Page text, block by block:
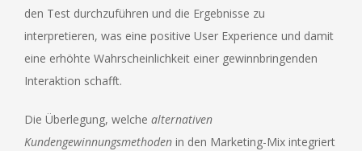
den Test durchzuführen und die Ergebnisse zu
interpretieren, was eine positive User Experience und damit
eine erhöhte Wahrscheinlichkeit einer gewinnbringenden
Interaktion schafft.
Die Überlegung, welche alternativen
Kundengewinnungsmethoden in den Marketing-Mix integriert